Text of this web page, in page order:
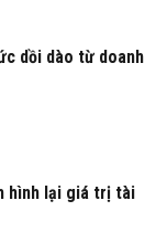
dồi dào từ doanh
hình lại giá trị tài